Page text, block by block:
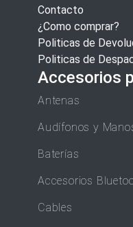
Contacto
¿Como comprar?
Politicas de
Politicas de
Accesorios
Antenas
Audífonos y
Baterías
Accesorios
Cables